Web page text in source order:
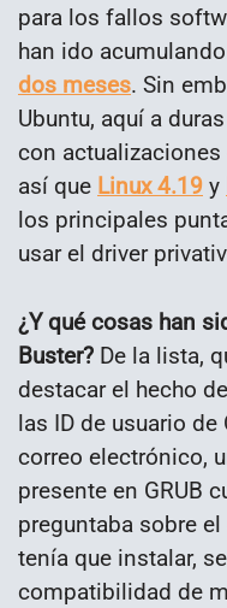
para los fallos
han ido
dos meses. Sin
Ubuntu, aquí a
con actualizaciones
así que Linux 4.19 y
los principales
usar el driver
¿Y qué cosas han
Buster? De la lista,
destacar el hecho
las ID de usuario
correo electrónico,
presente en GRUB
preguntaba sobre
tenía que instalar,
compatibilidad de